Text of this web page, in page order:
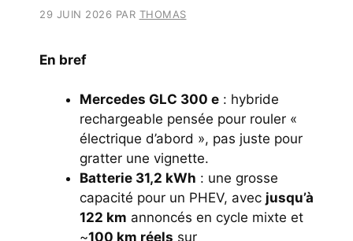
29 JUIN 2026 PAR THOMAS
En bref
Mercedes GLC 300 e : hybride
rechargeable pensée pour rouler «
électrique d’abord », pas juste pour
gratter une vignette.
Batterie 31,2 kWh : une grosse
capacité pour un PHEV, avec jusqu’à
122 km annoncés en cycle mixte et
~100 km réels sur